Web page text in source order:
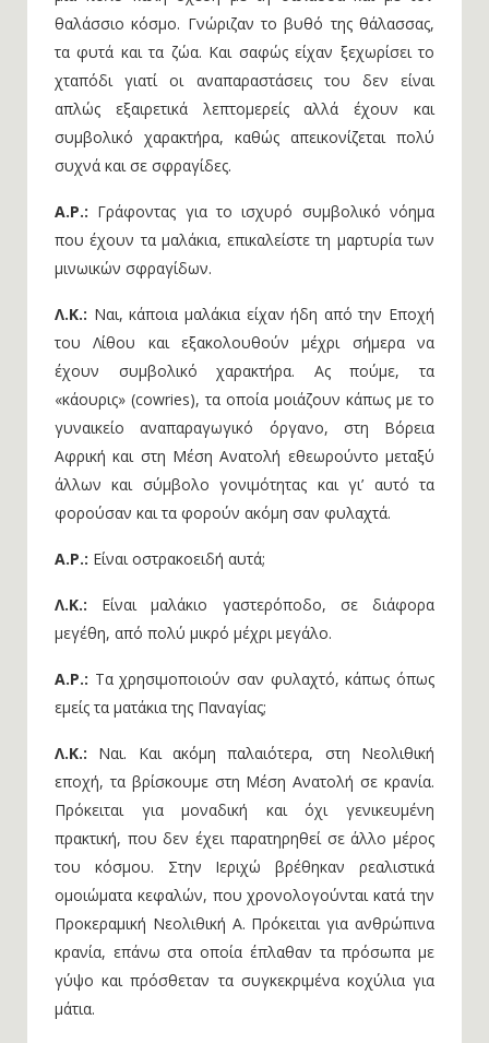
θαλάσσιο κόσμο. Γνώριζαν το βυθό της θάλασσας,
τα φυτά και τα ζώα. Και σαφώς είχαν ξεχωρίσει το
χταπόδι γιατί οι αναπαραστάσεις του δεν είναι
απλώς εξαιρετικά λεπτομερείς αλλά έχουν και
συμβολικό χαρακτήρα, καθώς απεικονίζεται πολύ
συχνά και σε σφραγίδες.
Α.Ρ.: Γράφοντας για το ισχυρό συμβολικό νόημα
που έχουν τα μαλάκια, επικαλείστε τη μαρτυρία των
μινωικών σφραγίδων.
Λ.Κ.: Ναι, κάποια μαλάκια είχαν ήδη από την Εποχή
του Λίθου και εξακολουθούν μέχρι σήμερα να
έχουν συμβολικό χαρακτήρα. Ας πούμε, τα
«κάουρις» (cowries), τα οποία μοιάζουν κάπως με το
γυναικείο αναπαραγωγικό όργανο, στη Βόρεια
Αφρική και στη Μέση Ανατολή εθεωρούντο μεταξύ
άλλων και σύμβολο γονιμότητας και γι’ αυτό τα
φορούσαν και τα φορούν ακόμη σαν φυλαχτά.
Α.Ρ.: Είναι οστρακοειδή αυτά;
Λ.Κ.: Είναι μαλάκιο γαστερόποδο, σε διάφορα
μεγέθη, από πολύ μικρό μέχρι μεγάλο.
Α.Ρ.: Τα χρησιμοποιούν σαν φυλαχτό, κάπως όπως
εμείς τα ματάκια της Παναγίας;
Λ.Κ.: Ναι. Και ακόμη παλαιότερα, στη Νεολιθική
εποχή, τα βρίσκουμε στη Μέση Ανατολή σε κρανία.
Πρόκειται για μοναδική και όχι γενικευμένη
πρακτική, που δεν έχει παρατηρηθεί σε άλλο μέρος
του κόσμου. Στην Ιεριχώ βρέθηκαν ρεαλιστικά
ομοιώματα κεφαλών, που χρονολογούνται κατά την
Προκεραμική Νεολιθική Α. Πρόκειται για ανθρώπινα
κρανία, επάνω στα οποία έπλαθαν τα πρόσωπα με
γύψο και πρόσθεταν τα συγκεκριμένα κοχύλια για
μάτια.